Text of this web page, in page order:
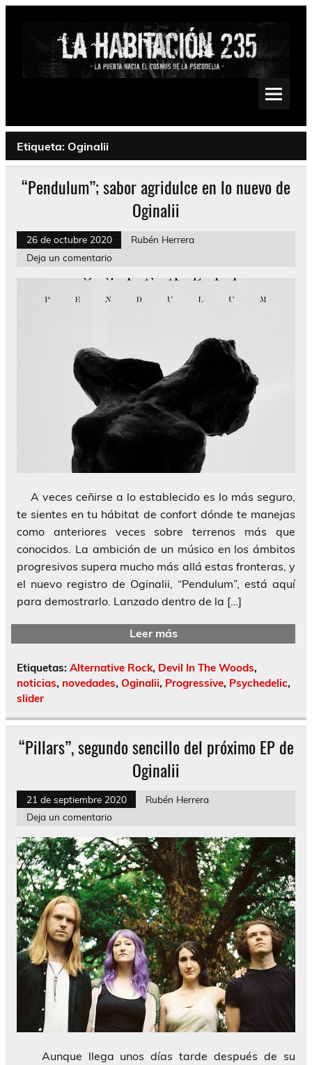
Saltar
Psychedelic, Stoner, Doom, Sludge, Fuzz, Space, Drone
Etiqueta: Oginalii
“Pendulum”; sabor agridulce en lo nuevo de
Oginalii
26 de octubre 2020
Rubén Herrera
Deja un comentario
A veces ceñirse a lo establecido es lo más seguro,
te sientes en tu hábitat de confort dónde te manejas
como anteriores veces sobre terrenos más que
conocidos. La ambición de un músico en los ámbitos
progresivos supera mucho más allá estas fronteras, y
el nuevo registro de Oginalii, “Pendulum”, está aquí
para demostrarlo. Lanzado dentro de la […]
Leer más
Etiquetas: Alternative Rock, Devil In The Woods,
noticias, novedades, Oginalii, Progressive, Psychedelic,
slider
“Pillars”, segundo sencillo del próximo EP de
Oginalii
21 de septiembre 2020
Rubén Herrera
Deja un comentario
Aunque llega unos días tarde después de su